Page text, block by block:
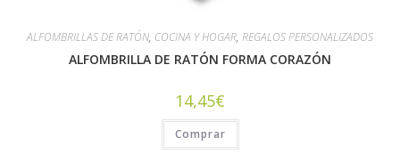
ALFOMBRILLAS DE RATÓN, COCINA Y HOGAR, REGALOS PERSONALIZADOS
ALFOMBRILLA DE RATÓN FORMA CORAZÓN
14,45€
Comprar